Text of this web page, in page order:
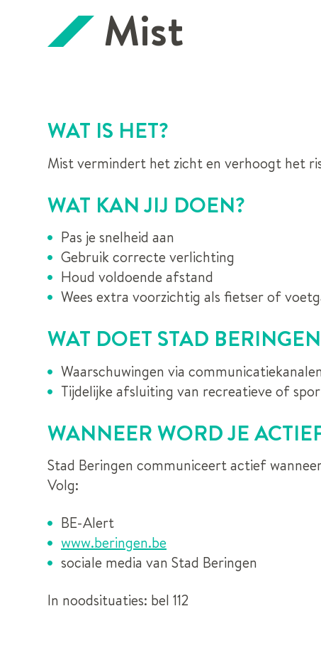
Mist
WAT IS HET?
Mist vermindert het zicht en verhoogt het
WAT KAN JIJ DOEN?
Pas je snelheid aan
Gebruik correcte verlichting
Houd voldoende afstand
Wees extra voorzichtig als fietser of
WAT DOET STAD
Waarschuwingen via
Tijdelijke afsluiting van recreatieve of
WANNEER WORD JE
Stad Beringen communiceert actief
Volg:
BE-Alert
www.beringen.be
sociale media van Stad Beringen
In noodsituaties: bel 112